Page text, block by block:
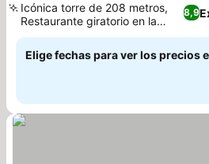
8,9
Icónica torre de 208 metros,
Restaurante giratorio en la
azotea
Elige fechas para ver los precios